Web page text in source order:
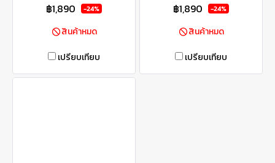
฿1,890 -24%
สินค้าหมด
เปรียบเทียบ
฿1,890 -24%
สินค้าหมด
เปรียบเทียบ